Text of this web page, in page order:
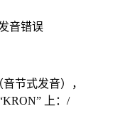
音错误
节式发音），
上：/